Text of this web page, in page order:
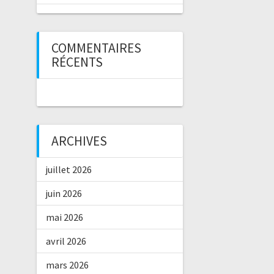
COMMENTAIRES
RÉCENTS
ARCHIVES
juillet 2026
juin 2026
mai 2026
avril 2026
mars 2026